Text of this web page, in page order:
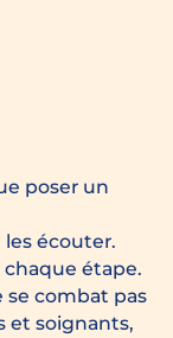
poser un
les écouter.
chaque étape.
se combat pas
et soignants,